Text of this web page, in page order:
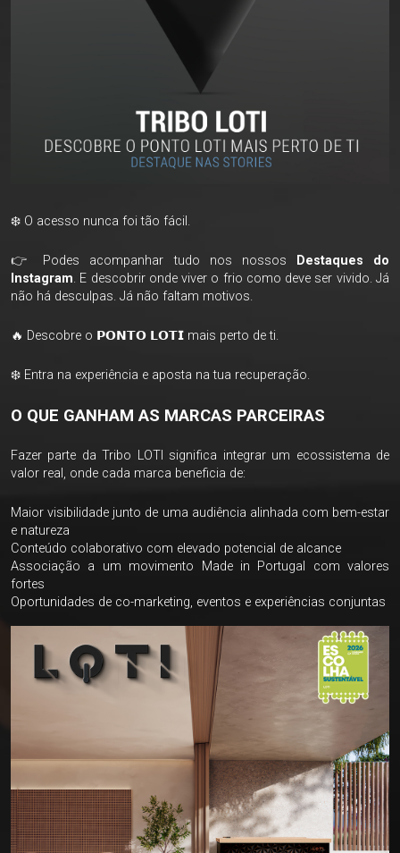
❄️ O acesso nunca foi tão fácil.
👉 Podes acompanhar tudo nos nossos
Destaques do
Instagram. E descobrir onde viver o frio como deve ser vivido. Já
não há desculpas. Já não faltam motivos.
🔥 Descobre o 𝗣𝗢𝗡𝗧𝗢 𝗟𝗢𝗧𝗜 mais perto de ti.
❄️ Entra na experiência e aposta na tua recuperação.
O QUE GANHAM AS MARCAS PARCEIRAS
Fazer parte da Tribo LOTI significa integrar um ecossistema de
valor real, onde cada marca beneficia de:
Maior visibilidade junto de uma audiência alinhada com bem-estar
e natureza
Conteúdo colaborativo com elevado potencial de alcance
Associação a um movimento Made in Portugal com valores
fortes
Oportunidades de co-marketing, eventos e experiências conjuntas